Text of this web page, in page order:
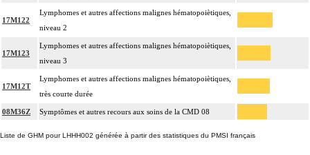
17M122
Lymphomes et autres affections malignes hématopoiètiques,
niveau 2
17M123
Lymphomes et autres affections malignes hématopoiètiques,
niveau 3
17M12T
Lymphomes et autres affections malignes hématopoiètiques,
très courte durée
08M36Z Symptômes et autres recours aux soins de la CMD 08
Liste de GHM pour LHHH002 générée à partir des statistiques du PMSI français